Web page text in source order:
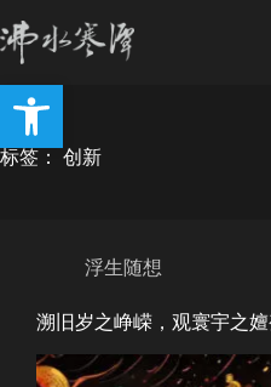
打开工具栏
至
容
标签： 创新
浮生随想
溯旧岁之峥嵘，观寰宇之